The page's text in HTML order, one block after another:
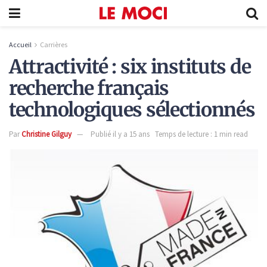
Accueil Carrières
Attractivité : six instituts de
recherche français
technologiques sélectionnés
ParChristine Gilguy Publié il y a 15 ans Temps de lecture : 1 min read